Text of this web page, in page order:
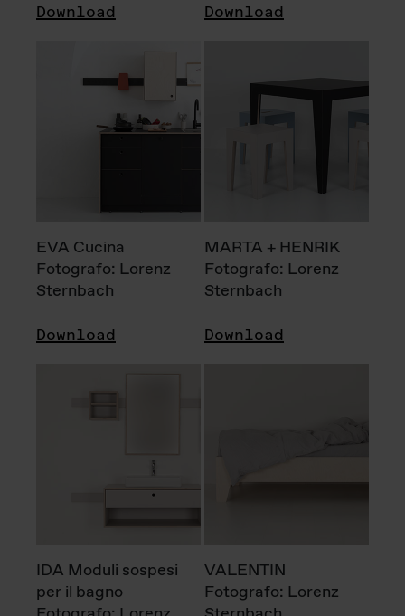
Download Download
EVA Cucina
Fotografo: Lorenz
Sternbach
Download
MARTA + HENRIK
Fotografo: Lorenz
Sternbach
Download
IDA Moduli sospesi
per il bagno
VALENTIN
Fotografo: Lorenz